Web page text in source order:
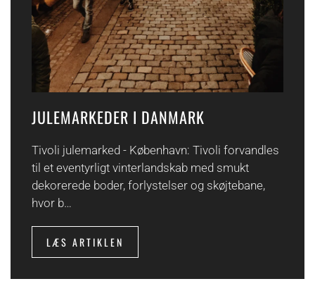
JULEMARKEDER I DANMARK
Tivoli julemarked - København: Tivoli forvandles
til et eventyrligt vinterlandskab med smukt
dekorerede boder, forlystelser og skøjtebane,
hvor b…
LÆS ARTIKLEN